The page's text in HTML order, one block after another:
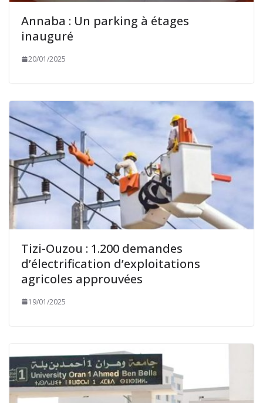
Annaba : Un parking à étages
inauguré
20/01/2025
Tizi-Ouzou : 1.200 demandes
d’électrification d’exploitations
agricoles approuvées
19/01/2025